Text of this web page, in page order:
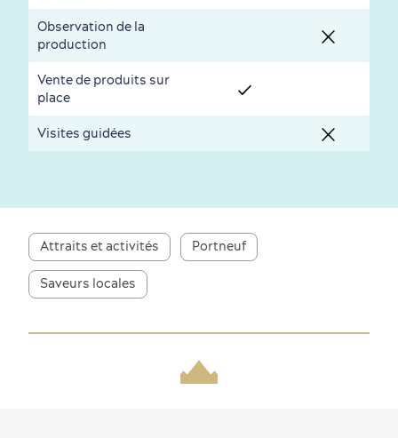
Première visite
Histoire vivante
en amoureux
au petit-déjeuner
Croisières internationales
Observation de la
production
Vente de produits sur
place
Visites guidées
Attraits et activités Portneuf
Saveurs locales